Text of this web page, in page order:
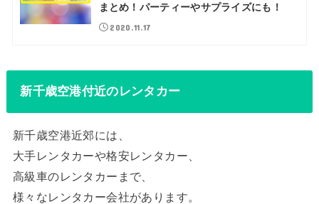
まとめ！パーティーやサプライズにも！
2020.11.17
新千歳空港付近のレンタカー
新千歳空港近郊には、
大手レンタカーや格安レンタカー、
高級車のレンタカーまで、
様々なレンタカー会社があります。